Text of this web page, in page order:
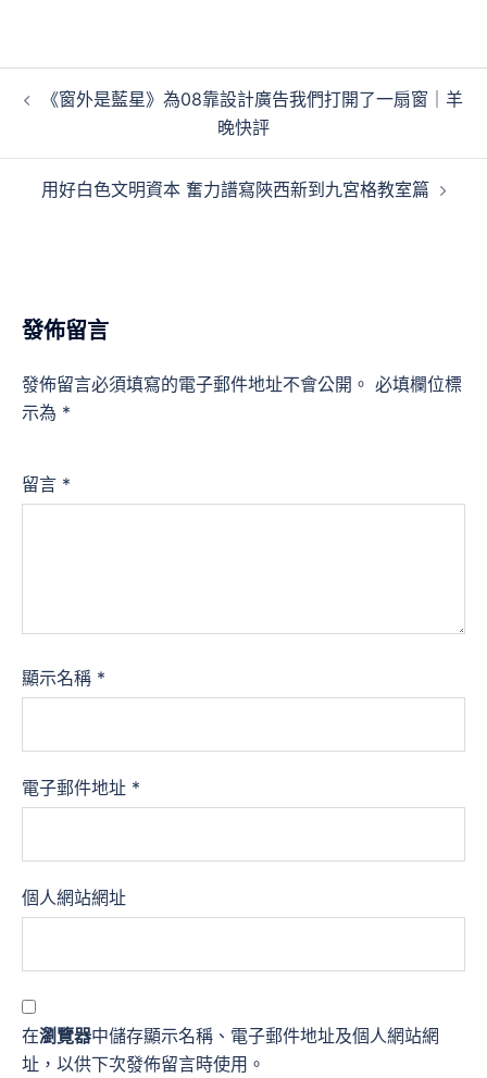
章
《窗外是藍星》為08靠設計廣告我們打開了一扇窗｜羊
晚快評
用好白色文明資本 奮力譜寫陜西新到九宮格教室篇
發佈留言
發佈留言必須填寫的電子郵件地址不會公開。 必填欄位標
示為 *
留言 *
顯示名稱 *
電子郵件地址 *
個人網站網址
在瀏覽器中儲存顯示名稱、電子郵件地址及個人網站網
址，以供下次發佈留言時使用。